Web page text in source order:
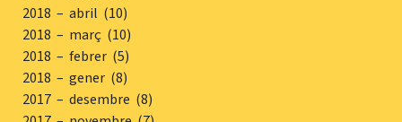
2018 – abril (10)
2018 – març (10)
2018 – febrer (5)
2018 – gener (8)
2017 – desembre (8)